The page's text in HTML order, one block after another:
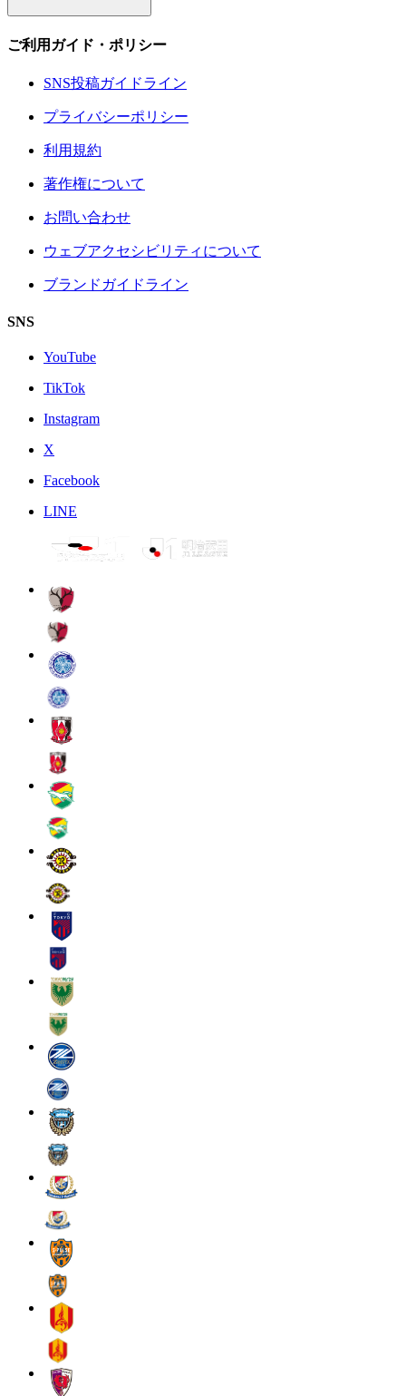
ご利用ガイド・ポリシー
SNS投稿ガイドライン
プライバシーポリシー
利用規約
著作権について
お問い合わせ
ウェブアクセシビリティについて
ブランドガイドライン
SNS
YouTube
TikTok
Instagram
X
Facebook
LINE